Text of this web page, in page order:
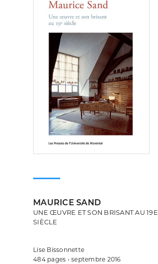
MAURICE SAND
UNE ŒUVRE ET SON BRISANT AU 19E
SIÈCLE
Lise Bissonnette
484 pages • septembre 2016